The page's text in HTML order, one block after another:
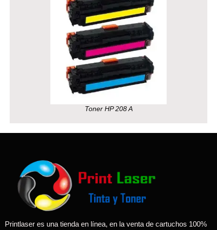
Toner HP 208 A
Printlaser es una tienda en línea, en la venta de cartuchos 100%